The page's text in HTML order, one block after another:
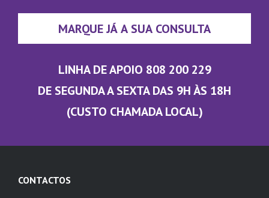
MARQUE JÁ A SUA CONSULTA
LINHA DE APOIO 808 200 229
DE SEGUNDA A SEXTA DAS 9H ÀS 18H
(CUSTO CHAMADA LOCAL)
CONTACTOS